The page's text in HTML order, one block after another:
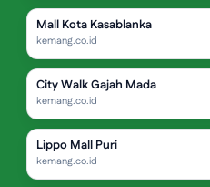
Mall Kota Kasablanka
kemang.co.id
City Walk Gajah Mada
kemang.co.id
Lippo Mall Puri
kemang.co.id